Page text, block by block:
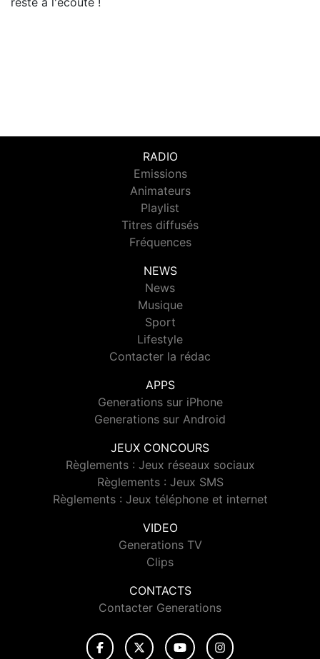
RADIO
Emissions
Animateurs
Playlist
Titres diffusés
Fréquences
NEWS
News
Musique
Sport
Lifestyle
Contacter la rédac
APPS
Generations sur iPhone
Generations sur Android
JEUX CONCOURS
Règlements : Jeux réseaux sociaux
Règlements : Jeux SMS
Règlements : Jeux téléphone et internet
VIDEO
Generations TV
Clips
CONTACTS
Contacter Generations